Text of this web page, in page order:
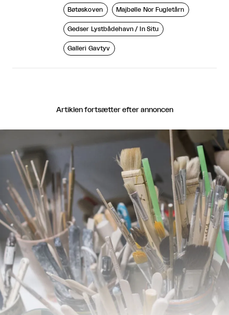
Bøtøskoven Majbølle Nor Fugletårn
Gedser Lystbådehavn / In Situ
Galleri Gavtyv
Artiklen fortsætter efter annoncen